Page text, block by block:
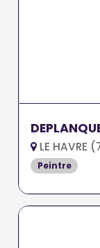
LE HAVRE
Peintre